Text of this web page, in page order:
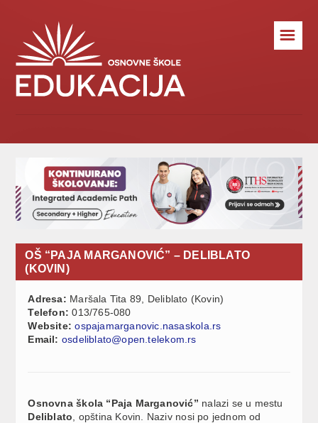
☰
OŠ “PAJA MARGANOVIĆ” – DELIBLATO
(KOVIN)
Adresa: Maršala Tita 89, Deliblato (Kovin)
Telefon: 013/765-080
Website:ospajamarganovic.nasaskola.rs
Email: osdeliblato@open.telekom.rs
Osnovna škola “Paja Marganović” nalazi se u mestu
Deliblato , opština Kovin. Naziv nosi po jednom od